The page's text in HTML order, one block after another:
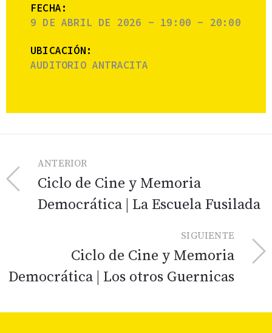
FECHA:
9 DE ABRIL DE 2026 - 19:00 - 20:00
UBICACIÓN:
AUDITORIO ANTRACITA
ANTERIOR
Ciclo de Cine y Memoria
Democrática | La Escuela Fusilada
SIGUIENTE
Ciclo de Cine y Memoria
Democrática | Los otros Guernicas